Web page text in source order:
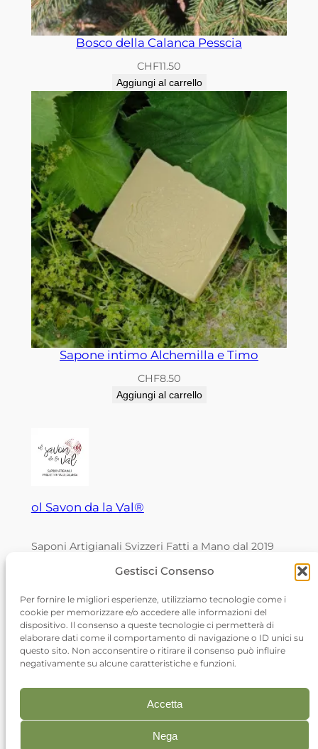
Gestisci Consenso
Per fornire le migliori esperienze, utilizziamo tecnologie come i
cookie per memorizzare e/o accedere alle informazioni del
dispositivo. Il consenso a queste tecnologie ci permetterà di
elaborare dati come il comportamento di navigazione o ID unici su
questo sito. Non acconsentire o ritirare il consenso può influire
negativamente su alcune caratteristiche e funzioni.
Accetta
Nega
Bosco della Calanca Pesscia
CHF11.50
Aggiungi al carrello
Sapone intimo Alchemilla e Timo
CHF8.50
Aggiungi al carrello
ol Savon da la Val®
Saponi Artigianali Svizzeri Fatti a Mano dal 2019
CHE.132.457.083